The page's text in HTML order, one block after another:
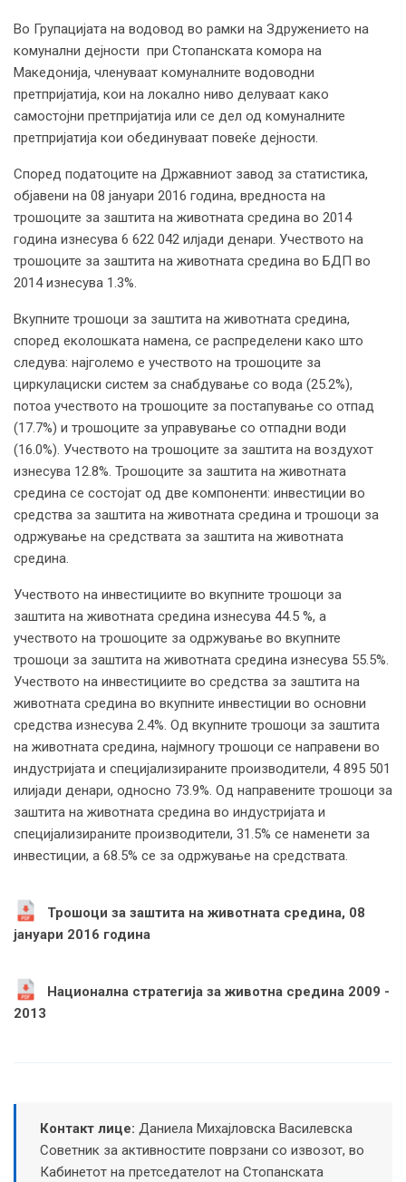
Во Групацијата на водовод во рамки на Здружението на
комунални дејности при Стопанската комора на
Македонија, членуваат комуналните водоводни
претпријатија, кои на локално ниво делуваат како
самостојни претпријатија или се дел од комуналните
претпријатија кои обединуваат повеќе дејности.
Според податоците на Државниот завод за статистика,
објавени на 08 јануари 2016 година, вредноста на
трошоците за заштита на животната средина во 2014
година изнесува 6 622 042 илјади денари. Учеството на
трошоците за заштита на животната средина во БДП во
2014 изнесува 1.3%.
Вкупните трошоци за заштита на животната средина,
според еколошката намена, се распределени како што
следува: најголемо е учеството на трошоците за
циркулациски систем за снабдување со вода (25.2%),
потоа учеството на трошоците за постапување со отпад
(17.7%) и трошоците за управување со отпадни води
(16.0%). Учеството на трошоците за заштита на воздухот
изнесува 12.8%. Трошоците за заштита на животната
средина се состојат од две компоненти: инвестиции во
средства за заштита на животната средина и трошоци за
одржување на средствата за заштита на животната
средина.
Учеството на инвестициите во вкупните трошоци за
заштита на животната средина изнесува 44.5 %, а
учеството на трошоците за одржување во вкупните
трошоци за заштита на животната средина изнесува 55.5%.
Учеството на инвестициите во средства за заштита на
животната средина во вкупните инвестиции во основни
средства изнесува 2.4%. Од вкупните трошоци за заштита
на животната средина, најмногу трошоци се направени во
индустријата и специјализираните производители, 4 895 501
илијади денари, односно 73.9%. Од направените трошоци за
заштита на животната средина во индустријата и
специјализираните производители, 31.5% се наменети за
инвестиции, а 68.5% се за одржување на средствата.
Трошоци за заштита на животната средина, 08
јануари 2016 година
Национална стратегија за животна средина 2009 -
2013
Контакт лице: Даниела Михајловска Василевска
Советник за активностите поврзани со извозот, во
Кабинетот на претседателот на Стопанската